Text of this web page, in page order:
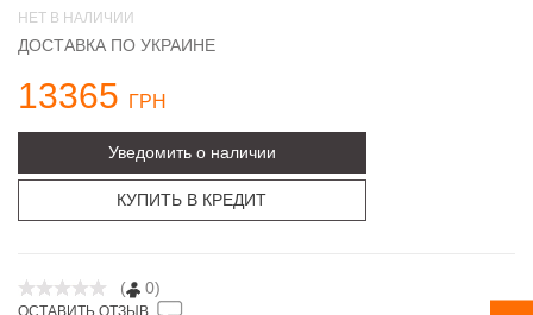
НЕТ В НАЛИЧИИ
ДОСТАВКА ПО УКРАИНЕ
13365 ГРН
Уведомить о наличии
КУПИТЬ В КРЕДИТ
( 0)